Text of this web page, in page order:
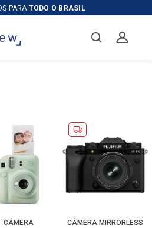
ESPECIAL NO BOLETO
CÂMERA
CÂMERA MIRRORLESS